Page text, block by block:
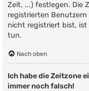
Zeit, ...) festlegen. Die
registrierten
nicht registriert bist, ist
tun.
Nach oben
Ich habe die Zeitzone
immer noch falsch!